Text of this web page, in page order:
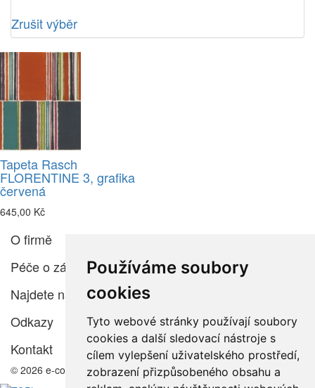
Používáme soubory
cookies
Tyto webové stránky používají soubory
cookies a další sledovací nástroje s
cílem vylepšení uživatelského prostředí,
zobrazení přizpůsobeného obsahu a
Zrušit výběr
Tapeta Rasch
FLORENTINE 3, grafika
červená
645,00 Kč
O firmě
Péče o zákazníka
Najdete nás
Odkazy
Kontakt
© 2026 e-color.cz